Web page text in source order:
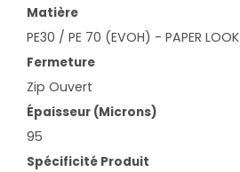
Matière
PE30 / PE 70 (EVOH) - PAPER LOOK
Fermeture
Zip Ouvert
Épaisseur (microns)
95
Spécificité Produit